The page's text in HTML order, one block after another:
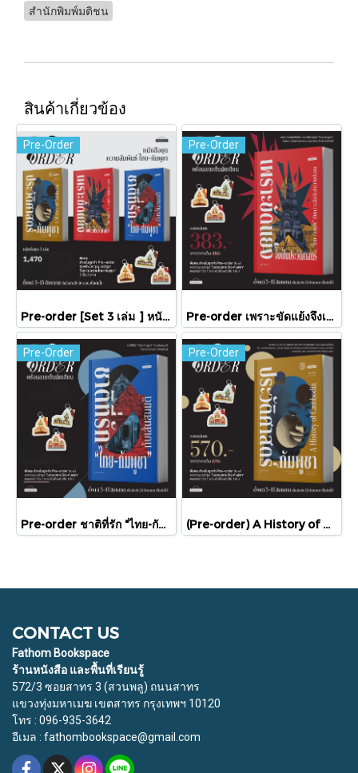
สำนักพิมพ์มติชน
สินค้าเกี่ยวข้อง
Pre-Order
Pre-order [Set 3 เล่ม ] หนังสือชุดความสัมพันธ์ "ไทย-กัมพูชา" / มติชน
Pre-Order
Pre-order เพราะขัดแย้งจึงเป็นประวัติศาสตร์ "ไทย-กัมพูชา" กับความสัมพันธ์หวานปนขม / มติชน
Pre-Order
Pre-order ชาติที่รัก "ไทย-กัมพูชา" กับเส้นสมมติ / พวงทอง ภวัครพันธุ์ / มติชน
Pre-Order
(Pre-order) A History of Cambodia ประวัติศาสตร์กัมพูชา (ฉบับปรับปรุงใหม่) / David Chandler / มติชน
CONTACT US
Fathom Bookspace
ร้านหนังสือ และพื้นที่เรียนรู้
572/3 ซอยสาทร 3 (สวนพลู) ถนนสาทร
แขวงทุ่งมหาเมฆ เขตสาทร กรุงเทพฯ 10120
โทร : 096-935-3642
อีเมล : fathombookspace@gmail.com